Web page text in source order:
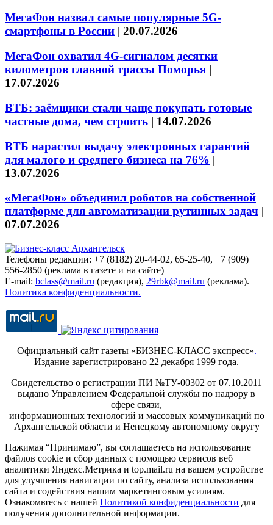
МегаФон назвал самые популярные 5G-
смартфоны в России | 20.07.2026
МегаФон охватил 4G-сигналом десятки
километров главной трассы Поморья |
17.07.2026
ВТБ: заёмщики стали чаще покупать готовые
частные дома, чем строить | 14.07.2026
ВТБ нарастил выдачу электронных гарантий
для малого и среднего бизнеса на 76% |
13.07.2026
«МегаФон» объединил роботов на собственной
платформе для автоматизации рутинных задач |
07.07.2026
Телефоны редакции: +7 (8182) 20-44-02, 65-25-40, +7 (909)
556-2850 (реклама в газете и на сайте)
E-mail: bclass@mail.ru (редакция), 29rbk@mail.ru (реклама).
Политика конфиденциальности.
Официальный сайт газеты «БИЗНЕС-КЛАСС экспресс».
Издание зарегистрировано 22 декабря 1999 года.
Свидетельство о регистрации ПИ №ТУ-00302 от 07.10.2011
выдано Управлением Федеральной службы по надзору в
сфере связи,
информационных технологий и массовых коммуникаций по
Архангельской области и Ненецкому автономному округу
Нажимая “Принимаю”, вы соглашаетесь на использование
файлов cookie и сбор данных с помощью сервисов веб
аналитики Яндекс.Метрика и top.mail.ru на вашем устройстве
для улучшения навигации по сайту, анализа использования
сайта и содействия нашим маркетинговым усилиям.
Ознакомьтесь с нашей Политикой конфиденциальности для
получения дополнительной информации.